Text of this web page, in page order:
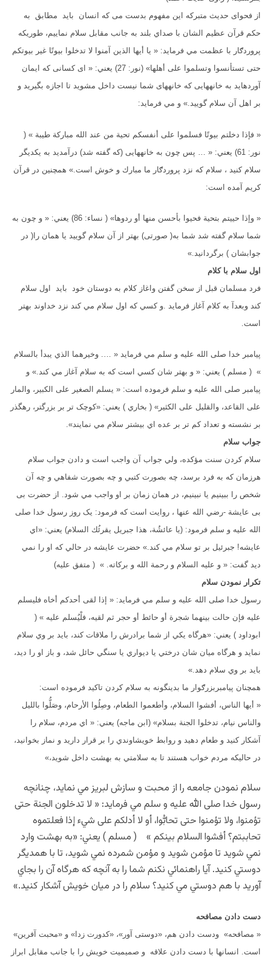
از فحوای حدیث متبرکه این مفهوم بدست می که انسان باید مطابق به
حکم قرآن عظیم الشان با صداي بلند به جانب مقابل سلام نماييم، طوریکه
پروردګار با عظمت مي فرمايد: « يا أيها الذين آمنوا لا تدخلوا بيوتًا غير بيوتكم
حتى تستأنسوا وتسلموا على أهلها» (نور: 27) يعني: « اى كسانى كه ايمان
آورده‏ايد به خانه‏هايى كه خانه‏هاى شما نيست داخل مشويد تا اجازه بگيريد و
بر اهل آن سلام گوييد.» و مي فرمايد:
« فإذا دخلتم بيوتًا فسلموا على أنفسكم تحية من عند الله مباركة طيبة » (
نور: 61) يعني: « … پس چون به خانه‏هايى (كه گفته شد) درآمديد به يكديگر
سلام كنيد ، سلام كه نزد پروردګار ما مبارك و خوش است‏.» همچنين در قرآن
کريم آمده است:
« وإذا حييتم بتحية فحيوا بأحسن منها أو ردوها» ( نساء: 86) يعني: « و چون به
شما سلام گفته شد شما به( صورتى) بهتر از آن سلام گوييد يا همان را( در
جوابشان ) برگردانيد.»
اول سلام با کلام
فرد مسلمان قبل از سخن گفتن واغاز کلام به دوستان خود باید اول سلام
کند وبعدآ به کلام آغاز فرماید .و کسي که اول سلام مي کند نزد خداوند بهتر
است.
پيامبر خدا صلى الله عليه و سلم مي فرمايد « …. وخيرهما الذي يبدأ بالسلام
» ( مسلم ) يعني: « و بهتر شان کسي است که به سلام آغاز مي کند.» و
پيامبر صلى الله عليه و سلم فرموده است: « يسلم الصغير على الكبير، والمار
على القاعد، والقليل على الكثير» ( بخاري ) يعني: «کوچک تر بر بزرگتر، رهگذر
بر نشسته و تعداد کم تر بر عده اي بيشتر سلام مي نمايند».
جواب سلام
سلام کردن سنت مؤکده، ولي جواب آن واجب است و دادن جواب سلام
هرزمان که به فرد برسد، چه بصورت کتبي و چه بصورت شفاهي و چه آن
شخص را ببينيم يا نبينيم، در همان زمان بر او واجب مي شود. از حضرت بی
بی عايشة -رضي الله عنها ، روایت است که فرمود: يک روز رسول خدا صلى
الله عليه و سلم فرمود: (يا عائشُة، هذا جبريل يقرئُك السلام) يعني: «اي
عايشه! جبرئيل بر تو سلام مي کند.» حضرت عايشه در حالي که او را نمي
ديد گفت: « و عليه السلام و رحمة الله و بركاته. » ( متفق عليه)
تكرار نمودن سلام
رسول خدا صلى الله عليه و سلم مي فرمايد: « إذا لقى أحدكم أخاه فليسلم
عليه فإن حالت بينهما شجرة أو حائط أو حجر ثم لقيه، فلْيُسلم عليه » (
ابوداود ) یعني: «هرگاه يکي از شما برادرش را ملاقات کند، بايد بر وي سلام
نمايد و هرگاه ميان شان درختي يا ديواري يا سنگي حائل شد، و باز او را ديد،
بايد بر وي سلام دهد.»
همچنان پيامبربزرګوار ما بدينگونه به سلام کردن تاکيد فرموده است:
« أيها الناس، أفشوا السلام، وأطعموا الطعام، وصِلُوا الأرحام، وصَلُّوا بالليل
والناس نيام، تدخلوا الجنة بسلام» (ابن ماجه) يعني: « اي مردم، سلام را
آشکار کنيد و طعام دهيد و روابط خويشاوندي را بر قرار داريد و نماز بخوانيد،
در حاليکه مردم خواب هستند تا به سلامتي به بهشت داخل شويد،»
سلام نمودن جامعه را از محبت و سازش لبريز مي نمايد، چنانچه
رسول خدا صلى الله عليه و سلم مي فرمايد: « لا تدخلون الجنة حتى
تؤمنوا، ولا تؤمنوا حتى تحابُّوا، أو لا أدلكم على شيء إذا فعلتموه
تحاببتم؟ أفشوا السلام بينكم » ( مسلم ) يعني: «به بهشت وارد
نمي شويد تا مؤمن شويد و مؤمن شمرده نمي شويد، تا با همديگر
دوستي کنيد. آيا راهنمائي نکنم شما را به آنچه که هرگاه آن را بجاي
آوريد با هم دوستي مي کنيد؟ سلام را در ميان خويش آشکار کنيد.»
دست دادن مصافحه
« مصافحه» ودست دادن هم، «دوستی آور»، «كدورت زدا» و «محبت آفرین»
است. انسانها با دست دادن علاقه و صمیمیت خویش را با جانب مقابل ابراز